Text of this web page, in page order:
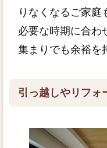
りなくなるご家庭
必要な時期に合わ
集まりでも余裕を
引っ越しやリフォ